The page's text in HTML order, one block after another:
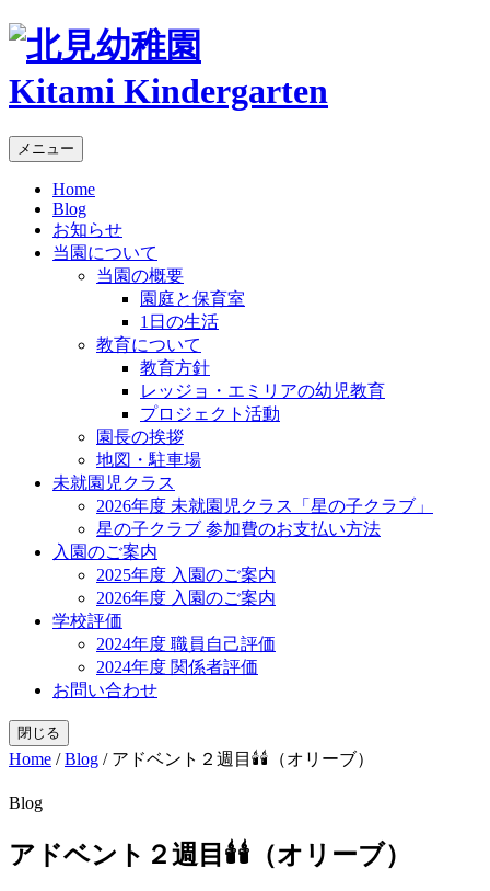
Kitami Kindergarten
メニュー
Home
Blog
お知らせ
当園について
当園の概要
園庭と保育室
1日の生活
教育について
教育方針
レッジョ・エミリアの幼児教育
プロジェクト活動
園長の挨拶
地図・駐車場
未就園児クラス
2026年度 未就園児クラス「星の子クラブ」
星の子クラブ 参加費のお支払い方法
入園のご案内
2025年度 入園のご案内
2026年度 入園のご案内
学校評価
2024年度 職員自己評価
2024年度 関係者評価
お問い合わせ
閉じる
Home /Blog / アドベント２週目🕯️🕯️（オリーブ）
Blog
アドベント２週目🕯️🕯️（オリーブ）